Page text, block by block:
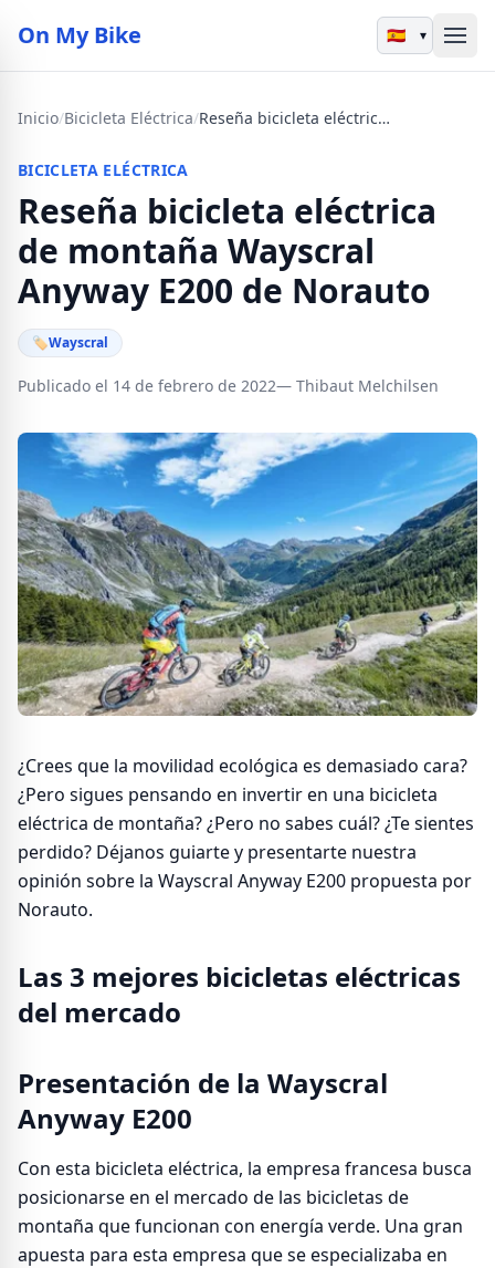
On My Bike ▾
Inicio/Bicicleta Eléctrica/ Reseña bicicleta eléctrica de montaña Wayscral Anyway E200 de Norauto
BICICLETA ELÉCTRICA
Reseña bicicleta eléctrica
de montaña Wayscral
Anyway E200 de Norauto
🏷Wayscral
Publicado el 14 de febrero de 2022— Thibaut Melchilsen
¿Crees que la movilidad ecológica es demasiado cara?
¿Pero sigues pensando en invertir en una bicicleta
eléctrica de montaña? ¿Pero no sabes cuál? ¿Te sientes
perdido? Déjanos guiarte y presentarte nuestra
opinión sobre la Wayscral Anyway E200 propuesta por
Norauto.
Las 3 mejores bicicletas eléctricas
del mercado
Presentación de la Wayscral
Anyway E200
Con esta bicicleta eléctrica, la empresa francesa busca
posicionarse en el mercado de las bicicletas de
montaña que funcionan con energía verde. Una gran
apuesta para esta empresa que se especializaba en